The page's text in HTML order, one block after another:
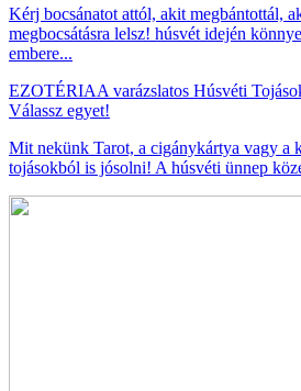
Kérj bocsánatot attól, akit megbántottál,
megbocsátásra lelsz! húsvét idején
embere...
EZOTÉRIAA varázslatos Húsvéti
Válassz egyet!
Mit nekünk Tarot, a cigánykártya vagy a
tojásokból is jósolni! A húsvéti ünnep